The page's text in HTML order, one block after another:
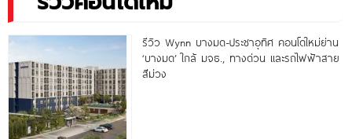
รีวิว Wynn บางมด-ประชาอุทิศ คอนโดใหม่ย่าน
‘บางมด’ ใกล้ มจธ., ทางด่วน และรถไฟฟ้าสาย
สีม่วง